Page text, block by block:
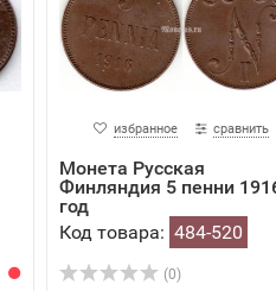
избранное сравнить
Монета Русская
Финляндия 5 пенни
год
Код товара: 484-520
(0)